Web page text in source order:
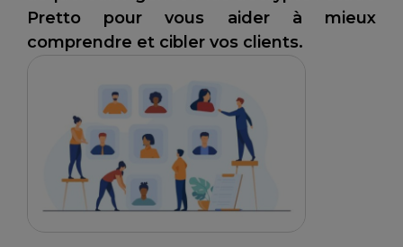
Pretto pour vous aider à mieux
comprendre et cibler vos clients.